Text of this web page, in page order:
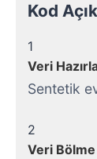
Kod
1
Veri
Sentetik
2
Veri Bölme